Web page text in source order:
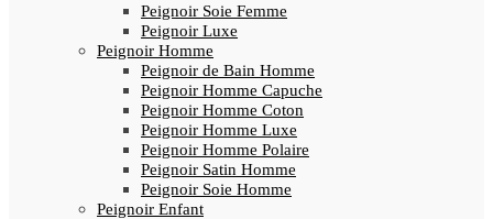
Peignoir Soie Femme
Peignoir Luxe
Peignoir Homme
Peignoir de Bain Homme
Peignoir Homme Capuche
Peignoir Homme Coton
Peignoir Homme Luxe
Peignoir Homme Polaire
Peignoir Satin Homme
Peignoir Soie Homme
Peignoir Enfant